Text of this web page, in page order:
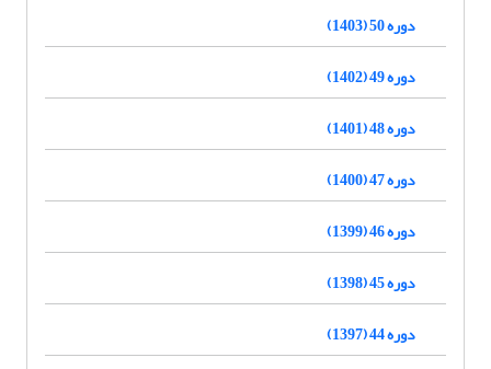
دوره 50 (1403)
دوره 49 (1402)
دوره 48 (1401)
دوره 47 (1400)
دوره 46 (1399)
دوره 45 (1398)
دوره 44 (1397)